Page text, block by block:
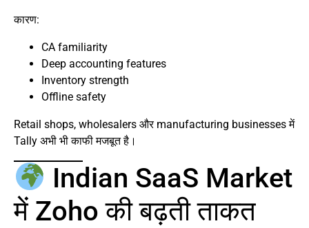
कारण:
CA familiarity
Deep accounting features
Inventory strength
Offline safety
Retail shops, wholesalers और manufacturing businesses में
Tally अभी भी काफी मजबूत है।
Indian SaaS Market
में Zoho की बढ़ती ताकत